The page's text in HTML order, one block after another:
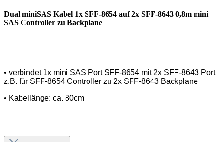
Dual miniSAS Kabel 1x SFF-8654 auf 2x SFF-8643 0,8m mini
SAS Controller zu Backplane
• verbindet 1x mini SAS Port SFF-8654 mit 2x SFF-8643 Port
z.B. für SFF-8654 Controller zu 2x SFF-8643 Backplane
• Kabellänge: ca. 80cm